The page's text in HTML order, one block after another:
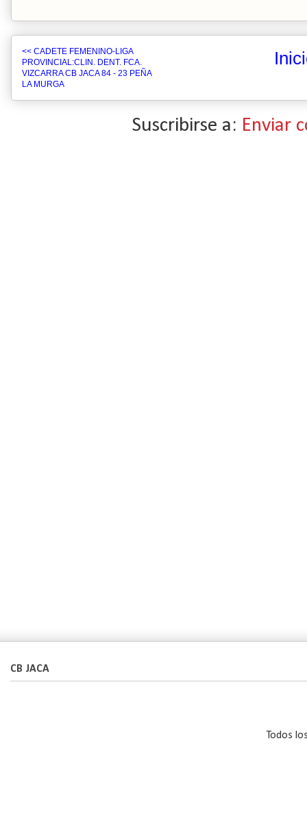
<< CADETE FEMENINO-LIGA
PROVINCIAL:CLIN. DENT. FCA.
VIZCARRA CB JACA 84 - 23 PEÑA
LA MURGA
Suscribirse a: Enviar
CB JACA
Todos